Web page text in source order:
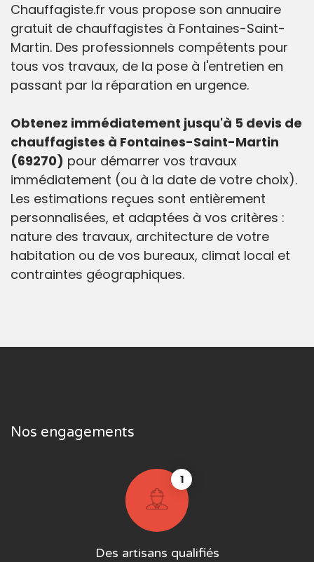
Chauffagiste.fr vous propose son annuaire
gratuit de chauffagistes à Fontaines-Saint-
Martin. Des professionnels compétents pour
tous vos travaux, de la pose à l'entretien en
passant par la réparation en urgence.
Obtenez immédiatement jusqu'à 5 devis de
chauffagistes à Fontaines-Saint-Martin
(69270) pour démarrer vos travaux
immédiatement (ou à la date de votre choix).
Les estimations reçues sont entièrement
personnalisées, et adaptées à vos critères :
nature des travaux, architecture de votre
habitation ou de vos bureaux, climat local et
contraintes géographiques.
Nos engagements
1
Des artisans qualifiés